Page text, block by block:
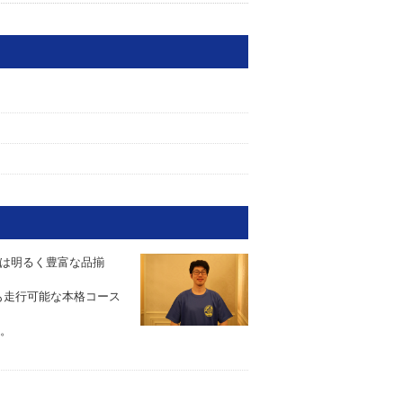
明るく豊富な品揃
行可能な本格コース